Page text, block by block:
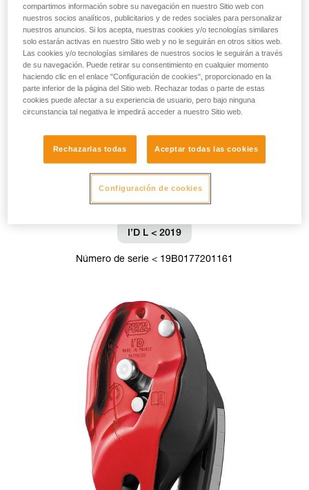
I’D L < 2019
Número de serie < 19B0177201161
compartimos información sobre su navegación en nuestro Sitio web con
nuestros socios analíticos, publicitarios y de redes sociales para personalizar
nuestros anuncios. Si los acepta, nuestras cookies y/o tecnologías similares
solo estarán activas en nuestro Sitio web y no le seguirán en otros sitios web.
Las cookies y/o tecnologías similares de nuestros socios le seguirán a través
de su navegación. Puede retirar su consentimiento en cualquier momento
haciendo clic en el enlace "Configuración de cookies", proporcionado en la
parte inferior de la página del Sitio web. Rechazar todas o parte de estas
cookies puede afectar a su experiencia de usuario, pero bajo ninguna
circunstancia tal negativa le impedirá acceder a nuestro Sitio web.
Rechazarlas todas Aceptar todas las cookies
Configuración de cookies